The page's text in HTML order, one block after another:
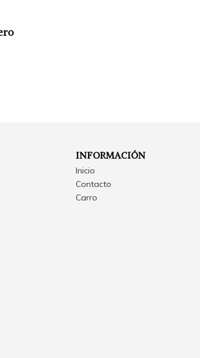
INFORMACIÓN
Inicio
Contacto
Carro